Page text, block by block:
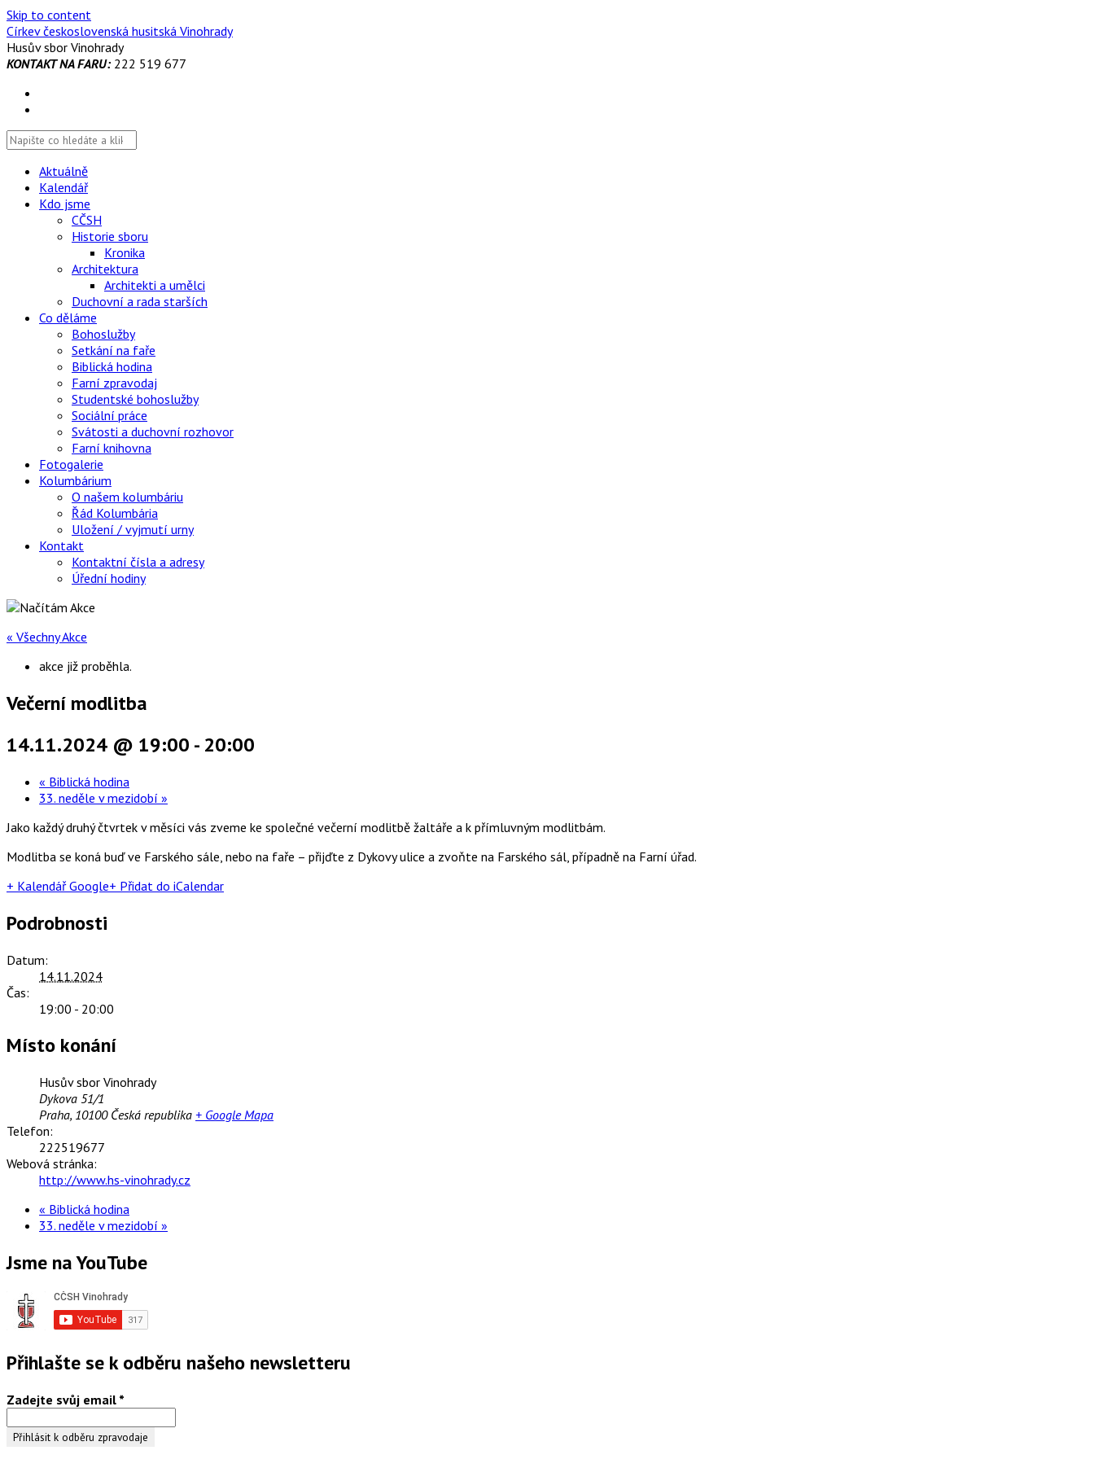
Skip to content
Církev československá husitská Vinohrady
Husův sbor Vinohrady
KONTAKT NA FARU:222 519 677
Aktuálně
Kalendář
Kdo jsme
CČSH
Historie sboru
Kronika
Architektura
Architekti a umělci
Duchovní a rada starších
Co děláme
Bohoslužby
Setkání na faře
Biblická hodina
Farní zpravodaj
Studentské bohoslužby
Sociální práce
Svátosti a duchovní rozhovor
Farní knihovna
Fotogalerie
Kolumbárium
O našem kolumbáriu
Řád Kolumbária
Uložení / vyjmutí urny
Kontakt
Kontaktní čísla a adresy
Úřední hodiny
« Všechny Akce
akce již proběhla.
Večerní modlitba
14.11.2024 @ 19:00 - 20:00
« Biblická hodina
33. neděle v mezidobí »
Jako každý druhý čtvrtek v měsíci vás zveme ke společné večerní modlitbě žaltáře a k přímluvným modlitbám.
Modlitba se koná buď ve Farského sále, nebo na faře – přijďte z Dykovy ulice a zvoňte na Farského sál, případně na Farní úřad.
+ Kalendář Google+ Přidat do iCalendar
Podrobnosti
Datum:
14.11.2024
Čas:
19:00 - 20:00
Místo konání
Husův sbor Vinohrady
Dykova 51/1
Praha, 10100 Česká republika + Google Mapa
Telefon:
222519677
Webová stránka:
http://www.hs-vinohrady.cz
« Biblická hodina
33. neděle v mezidobí »
Jsme na YouTube
Přihlašte se k odběru našeho newsletteru
Zadejte svůj email *